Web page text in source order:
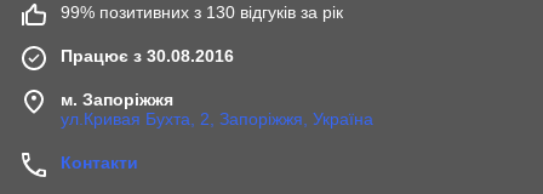
99% позитивних з 130 відгуків за рік
Працює з 30.08.2016
м. Запоріжжя
ул.Кривая Бухта, 2, Запоріжжя, Україна
Контакти